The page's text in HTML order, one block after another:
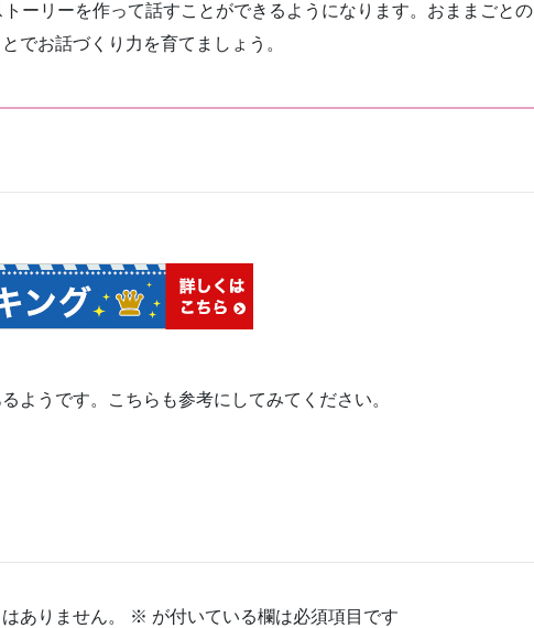
ーリーを作って話すことができるようになります。おままごとの
でお話づくり力を育てましょう。
ようです。こちらも参考にしてみてください。
ありません。 ※ が付いている欄は必須項目です